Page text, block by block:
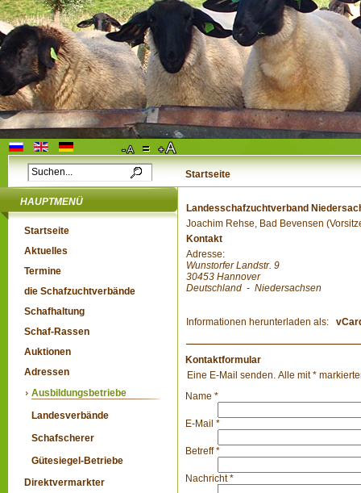
Startseite
HAUPTMENÜ
Startseite
Aktuelles
Termine
die Schafzuchtverbände
Schafhaltung
Schaf-Rassen
Auktionen
Adressen
Ausbildungsbetriebe
Landesverbände
Schafscherer
Gütesiegel-Betriebe
Direktvermarkter
Landesschafzuchtverband
Joachim Rehse, Bad Bevensen
Kontakt
Adresse:
Wunstorfer Landstr. 9
30453 Hannover
Deutschland - Niedersachsen
Informationen herunterladen als:
Kontaktformular
Eine E-Mail senden. Alle mit *
Name *
E-Mail *
Betreff*
Nachricht*